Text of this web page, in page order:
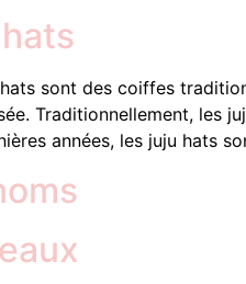
sont des coiffes
Traditionnellement, les
années, les juju hats